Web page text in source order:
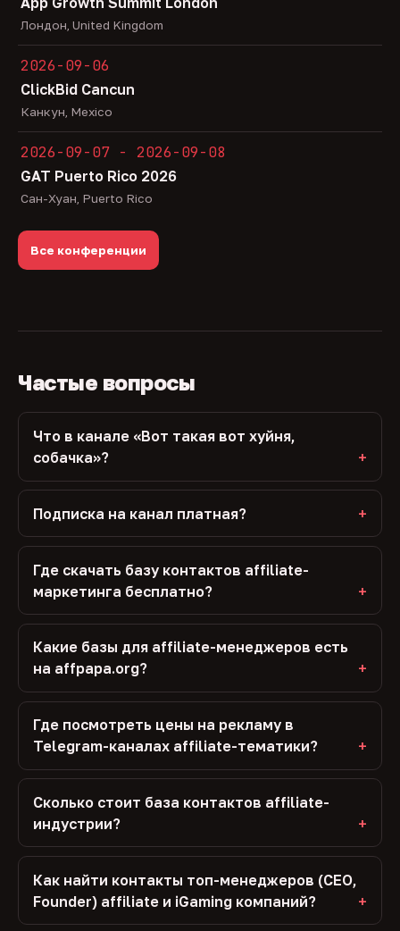
Лондон, United Kingdom
2026-09-06
ClickBid Cancun
Канкун, Mexico
2026-09-07 - 2026-09-08
GAT Puerto Rico 2026
Сан-Хуан, Puerto Rico
Все конференции
Частые вопросы
Что в канале «Вот такая вот хуйня,
собачка»?
Подписка на канал платная?
Где скачать базу контактов affiliate-
маркетинга бесплатно?
Какие базы для affiliate-менеджеров есть
на affpapa.org?
Где посмотреть цены на рекламу в
Telegram-каналах affiliate-тематики?
Сколько стоит база контактов affiliate-
индустрии?
Как найти контакты топ-менеджеров (CEO,
Founder) affiliate и iGaming компаний?